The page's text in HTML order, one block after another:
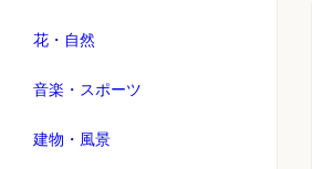
花・自然
音楽・スポーツ
建物・風景